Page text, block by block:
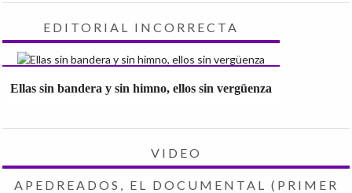
EDITORIAL INCORRECTA
Ellas sin bandera y sin himno, ellos sin vergüenza
VIDEO
APEDREADOS, EL DOCUMENTAL (PRIMER